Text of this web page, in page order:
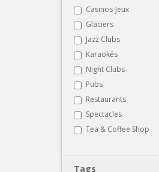
Casinos-Jeux
Glaciers
Jazz Clubs
Karaokés
Night Clubs
Pubs
Restaurants
Spectacles
Tea & Coffee Shop
Tags